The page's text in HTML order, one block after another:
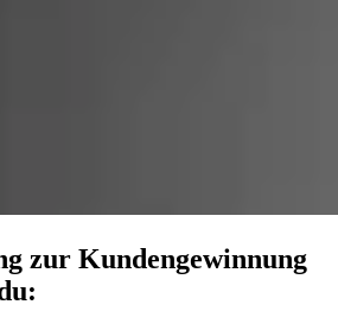
zur Kundengewinnung